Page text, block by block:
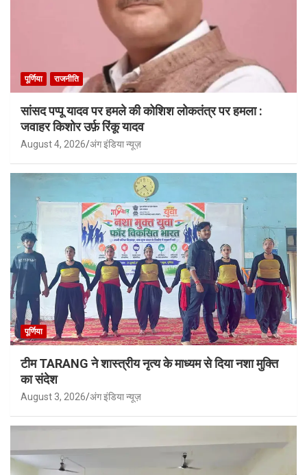
पूर्णिया राजनीति
सांसद पप्पू यादव पर हमले की कोशिश लोकतंत्र पर हमला :
जवाहर किशोर उर्फ़ रिंकू यादव
August 4, 2026 अंग इंडिया न्यूज़
पूर्णिया
टीम TARANG ने शास्त्रीय नृत्य के माध्यम से दिया नशा मुक्ति
का संदेश
August 3, 2026 अंग इंडिया न्यूज़